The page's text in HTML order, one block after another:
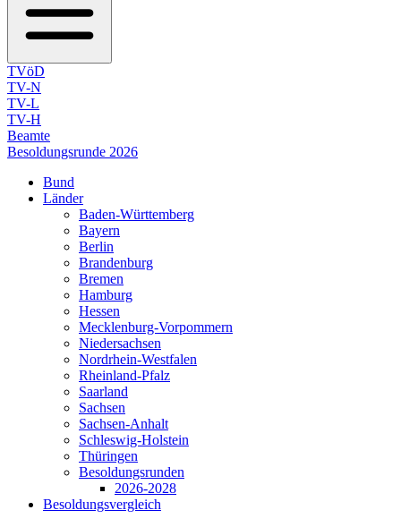
TVöD
TV-N
TV-L
TV-H
Beamte
Besoldungsrunde 2026
Bund
Länder
Baden-Württemberg
Bayern
Berlin
Brandenburg
Bremen
Hamburg
Hessen
Mecklenburg-Vorpommern
Niedersachsen
Nordrhein-Westfalen
Rheinland-Pfalz
Saarland
Sachsen
Sachsen-Anhalt
Schleswig-Holstein
Thüringen
Besoldungsrunden
2026-2028
Besoldungsvergleich